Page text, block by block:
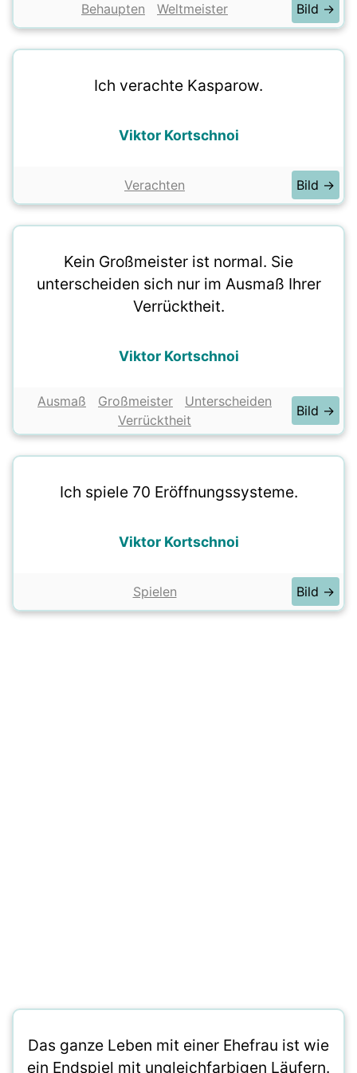
Behaupten Weltmeister Bild →
Ich verachte Kasparow.
Viktor Kortschnoi
Verachten Bild →
Kein Großmeister ist normal. Sie
unterscheiden sich nur im Ausmaß Ihrer
Verrücktheit.
Viktor Kortschnoi
Ausmaß Großmeister
Unterscheiden
Verrücktheit
Bild →
Ich spiele 70 Eröffnungssysteme.
Viktor Kortschnoi
Spielen Bild →
Das ganze Leben mit einer Ehefrau ist wie
ein Endspiel mit ungleichfarbigen Läufern.